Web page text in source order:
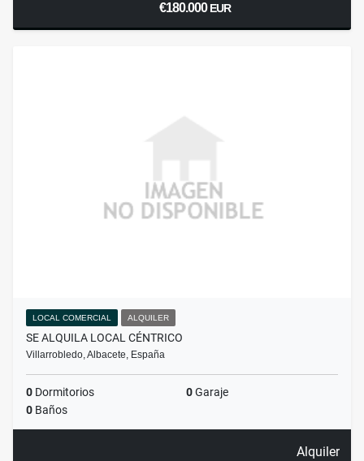
€180.000EUR
LOCAL COMERCIAL ALQUILER
SE ALQUILA LOCAL CÉNTRICO
Villarrobledo, Albacete, España
0 Dormitorios 0Garaje
0 Baños
Alquiler